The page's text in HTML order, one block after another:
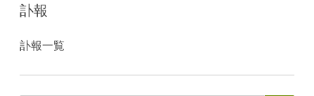
訃報
訃報一覧